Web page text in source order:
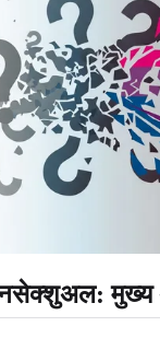
पैनसेक्शुअल: